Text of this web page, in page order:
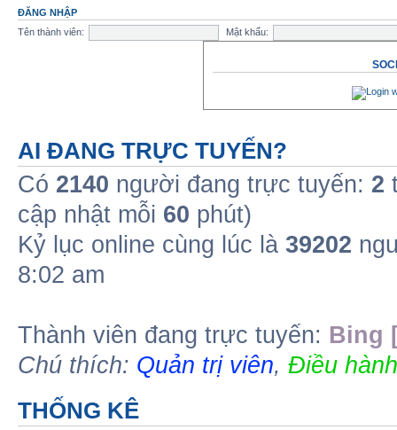
ĐĂNG NHẬP
Tên thành viên:
Mật khẩu:
AI ĐANG TRỰC TUYẾN?
Có 2140 người đang trực tuyến: 2
cập nhật mỗi 60 phút)
Kỷ lục online cùng lúc là 39202
8:02 am
Thành viên đang trực tuyến: Bing
Chú thích: Quản trị viên, Điều
THỐNG KÊ